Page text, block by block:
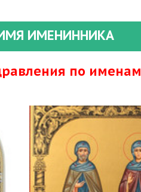
ИМЕНИННИКА
по именам